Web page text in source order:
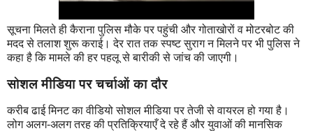
सूचना मिलते ही कैराना पुलिस मौके पर पहुंची और गोताखोरों व मोटरबोट की
मदद से तलाश शुरू कराई। देर रात तक स्पष्ट सुराग न मिलने पर भी पुलिस ने
कहा है कि मामले की हर पहलू से बारीकी से जांच की जाएगी।
सोशल मीडिया पर चर्चाओं का दौर
करीब ढाई मिनट का वीडियो सोशल मीडिया पर तेजी से वायरल हो गया है।
लोग अलग-अलग तरह की प्रतिक्रियाएँ दे रहे हैं और युवाओं की मानसिक